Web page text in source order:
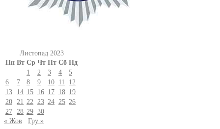
Листопад 2023
Пн Вт Ср Чт Пт Сб Нд
1
2 3 4
5
6
7 8 9 10 11
12
13
14 15 16 17 18 19
20 21 22 23 24 25 26
27 28 29 30
« Жов
Гру »